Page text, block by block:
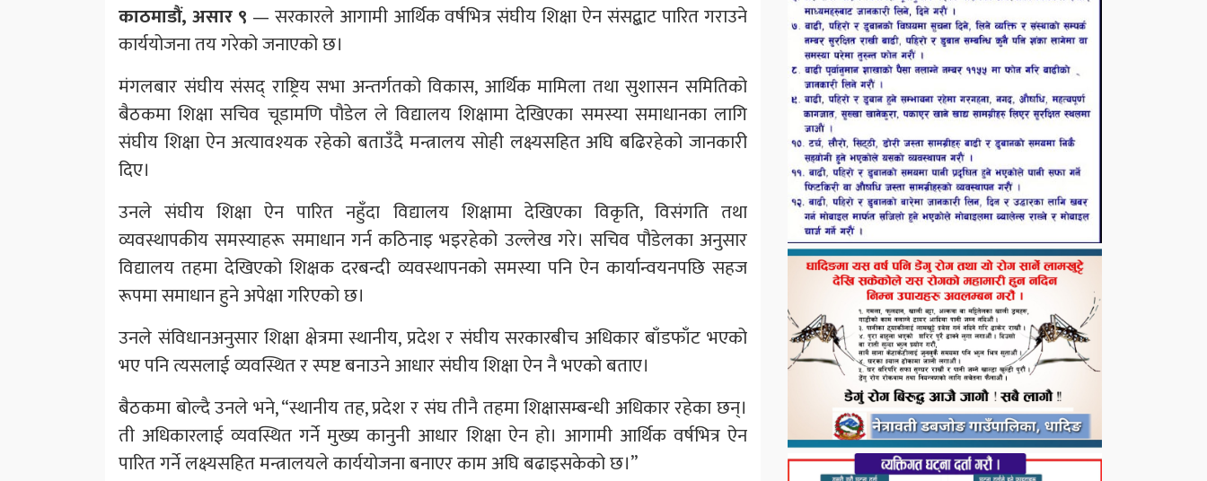
काठमाडौं, असार ९ — सरकारले आगामी आर्थिक वर्षभित्र संघीय शिक्षा ऐन संसद्बाट पारित गराउने
कार्ययोजना तय गरेको जनाएको छ।
मंगलबार संघीय संसद् राष्ट्रिय सभा अन्तर्गतको विकास, आर्थिक मामिला तथा सुशासन समितिको
बैठकमा शिक्षा सचिव चूडामणि पौडेल ले विद्यालय शिक्षामा देखिएका समस्या समाधानका लागि
संघीय शिक्षा ऐन अत्यावश्यक रहेको बताउँदै मन्त्रालय सोही लक्ष्यसहित अघि बढिरहेको जानकारी
दिए।
उनले संघीय शिक्षा ऐन पारित नहुँदा विद्यालय शिक्षामा देखिएका विकृति, विसंगति तथा
व्यवस्थापकीय समस्याहरू समाधान गर्न कठिनाइ भइरहेको उल्लेख गरे। सचिव पौडेलका अनुसार
विद्यालय तहमा देखिएको शिक्षक दरबन्दी व्यवस्थापनको समस्या पनि ऐन कार्यान्वयनपछि सहज
रूपमा समाधान हुने अपेक्षा गरिएको छ।
उनले संविधानअनुसार शिक्षा क्षेत्रमा स्थानीय, प्रदेश र संघीय सरकारबीच अधिकार बाँडफाँट भएको
भए पनि त्यसलाई व्यवस्थित र स्पष्ट बनाउने आधार संघीय शिक्षा ऐन नै भएको बताए।
बैठकमा बोल्दै उनले भने, “स्थानीय तह, प्रदेश र संघ तीनै तहमा शिक्षासम्बन्धी अधिकार रहेका छन्।
ती अधिकारलाई व्यवस्थित गर्ने मुख्य कानुनी आधार शिक्षा ऐन हो। आगामी आर्थिक वर्षभित्र ऐन
पारित गर्ने लक्ष्यसहित मन्त्रालयले कार्ययोजना बनाएर काम अघि बढाइसकेको छ।”